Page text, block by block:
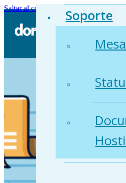
Saltar al contenido principalSoporte